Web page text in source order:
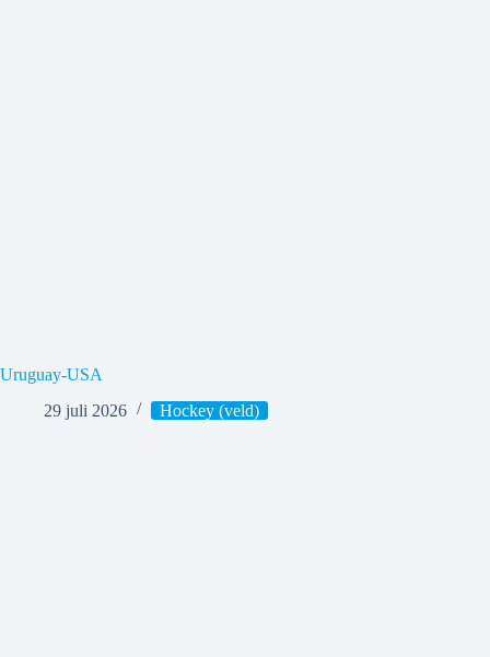
Uruguay-USA
29 juli 2026
Hockey (veld)